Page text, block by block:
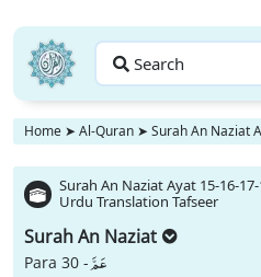
Search
Home ➤ Al-Quran ➤ Surah An Naziat
Surah An Naziat Ayat 15-16-
Urdu Translation Tafseer
Surah An Naziat
Para 30 -عَمَّ